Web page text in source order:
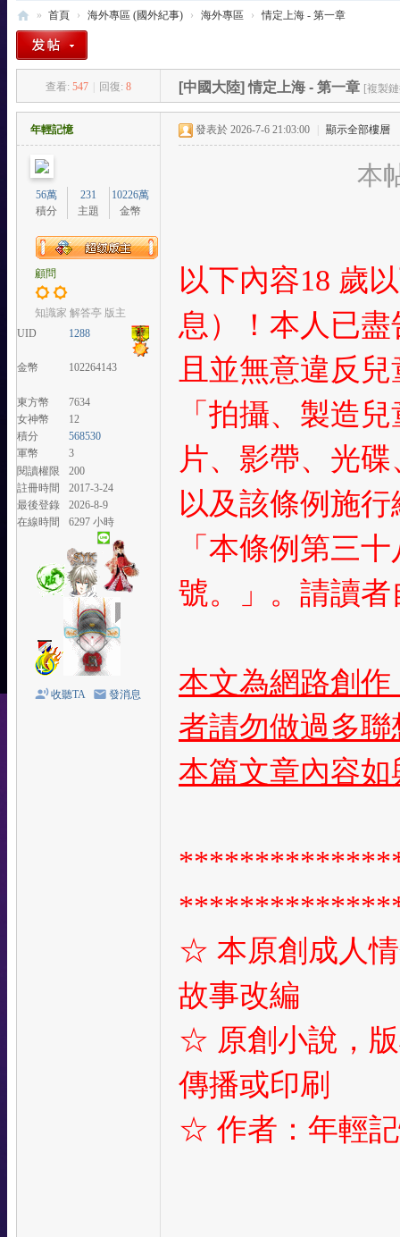
方
T
» 首頁 › 海外專區 (國外紀事) › 海外專區 › 情定上海 - 第一章
查看: 547 回復: 8 [中國大陸]情定上海 - 第一章 [複製
年輕記憶
56萬
積分
231
主題
10226萬
金幣
顧問
知識家 解答亭 版主
UID
1288
金幣 102264143
東方幣
7634
女神幣
12
積分
568530
軍幣
3
閱讀權限
200
註冊時間
2017-3-24
最後登錄
2026-8-9
在線時間
6297 小時
收聽TA 發消息
發表於 2026-7-6 21:03:00 顯示全部樓層
本
以下內容18 歲
息）！本人已
且並無意違反
「拍攝、製造
片、影帶、光
以及該條例施
「本條例第三
號。」。請讀者
本文為網路創
者請勿做過多聯
本篇文章內容
☆ 本原創成人
故事改編
☆ 原創小說，
傳播或印刷
☆ 作者：年輕